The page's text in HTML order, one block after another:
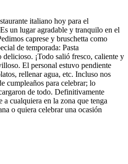
italiano hoy para el
un lugar agradable y tranquilo en el
caprese y bruschetta como
de temporada: Pasta
¡Todo salió fresco, caliente y
El personal estuvo pendiente
rellenar agua, etc. Incluso nos
cumpleaños para celebrar; lo
de todo. Definitivamente
a cualquiera en la zona que tenga
o quiera celebrar una ocasión